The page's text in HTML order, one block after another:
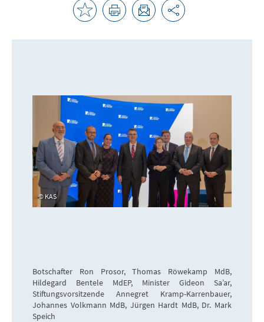
KAS
Botschafter Ron Prosor, Thomas Röwekamp MdB,
Hildegard Bentele MdEP, Minister Gideon Sa’ar,
Stiftungsvorsitzende Annegret Kramp-Karrenbauer,
Johannes Volkmann MdB, Jürgen Hardt MdB, Dr. Mark
Speich